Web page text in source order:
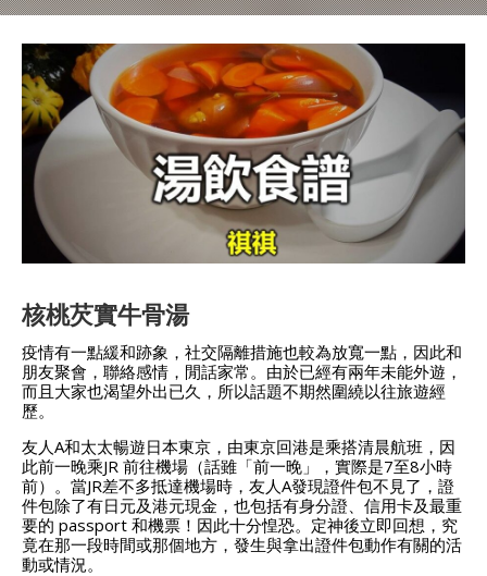
核桃芡實牛骨湯
疫情有一點緩和跡象，社交隔離措施也較為放寬一點，因此和
朋友聚會，聯絡感情，閒話家常。由於已經有兩年未能外遊，
而且大家也渴望外出已久，所以話題不期然圍繞以往旅遊經
歷。
友人A和太太暢遊日本東京，由東京回港是乘搭清晨航班，因
此前一晚乘JR 前往機場（話雖「前一晚」，實際是7至8小時
前）。當JR差不多抵達機場時，友人A發現證件包不見了，證
件包除了有日元及港元現金，也包括有身分證、信用卡及最重
要的 passport 和機票！因此十分惶恐。定神後立即回想，究
竟在那一段時間或那個地方，發生與拿出證件包動作有關的活
動或情況。